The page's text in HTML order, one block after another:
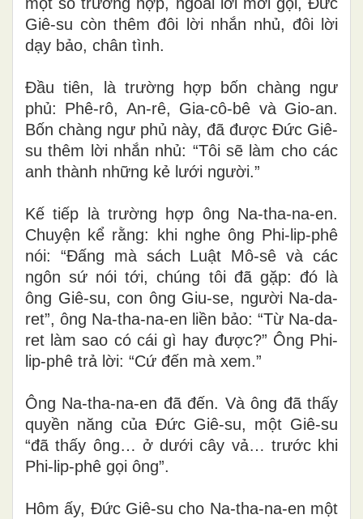
Giê-su còn thêm đôi lời nhắn nhủ, đôi lời
dạy bảo, chân tình.
Đầu tiên, là trường hợp bốn chàng ngư
phủ: Phê-rô, An-rê, Gia-cô-bê và Gio-an.
Bốn chàng ngư phủ này, đã được Đức Giê-
su thêm lời nhắn nhủ: “Tôi sẽ làm cho các
anh thành những kẻ lưới người.”
Kế tiếp là trường hợp ông Na-tha-na-en.
Chuyện kể rằng: khi nghe ông Phi-lip-phê
nói: “Đấng mà sách Luật Mô-sê và các
ngôn sứ nói tới, chúng tôi đã gặp: đó là
ông Giê-su, con ông Giu-se, người Na-da-
ret”, ông Na-tha-na-en liền bảo: “Từ Na-da-
ret làm sao có cái gì hay được?” Ông Phi-
lip-phê trả lời: “Cứ đến mà xem.”
Ông Na-tha-na-en đã đến. Và ông đã thấy
quyền năng của Đức Giê-su, một Giê-su
“đã thấy ông… ở dưới cây vả… trước khi
Phi-lip-phê gọi ông”.
Hôm ấy, Đức Giê-su cho Na-tha-na-en một